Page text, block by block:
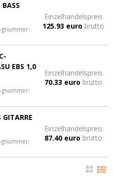
Einzelhandelspreis
125.93 euro brutto
EBS 1,0
Einzelhandelspreis
70.33 euro brutto
Einzelhandelspreis
87.40 euro brutto